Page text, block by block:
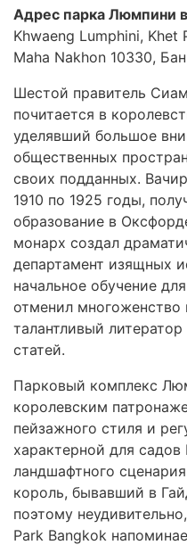
Адрес парка Люмпини
Khwaeng Lumphini, Khet
Maha Nakhon 10330,
Шестой правитель
почитается в
уделявший большое
общественных
своих подданных.
1910 по 1925 годы,
образование в
монарх создал
департамент изящных
начальное обучение
отменил многоженство
талантливый
статей.
Парковый комплекс
королевским
пейзажного стиля и
характерной для
ландшафтного
король, бывавший в
поэтому
Park Bangkok